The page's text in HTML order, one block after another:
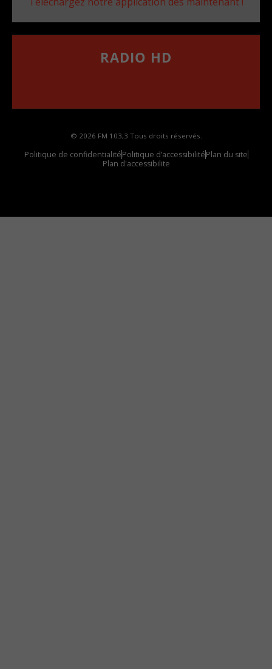
RADIO HD
© 2026 FM 103,3 Tous droits réservés.
Politique de confidentialitéPolitique d’accessibilitéPlan du site
Plan d'accessibilite